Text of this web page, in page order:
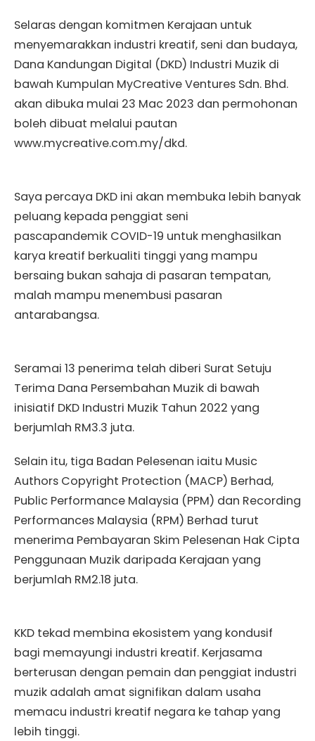
Selaras dengan komitmen Kerajaan untuk
menyemarakkan industri kreatif, seni dan budaya,
Dana Kandungan Digital (DKD) Industri Muzik di
bawah Kumpulan MyCreative Ventures Sdn. Bhd.
akan dibuka mulai 23 Mac 2023 dan permohonan
boleh dibuat melalui pautan
www.mycreative.com.my/dkd.
Saya percaya DKD ini akan membuka lebih banyak
peluang kepada penggiat seni
pascapandemik COVID-19 untuk menghasilkan
karya kreatif berkualiti tinggi yang mampu
bersaing bukan sahaja di pasaran tempatan,
malah mampu menembusi pasaran
antarabangsa.
Seramai 13 penerima telah diberi Surat Setuju
Terima Dana Persembahan Muzik di bawah
inisiatif DKD Industri Muzik Tahun 2022 yang
berjumlah RM3.3 juta.
Selain itu, tiga Badan Pelesenan iaitu Music
Authors Copyright Protection (MACP) Berhad,
Public Performance Malaysia (PPM) dan Recording
Performances Malaysia (RPM) Berhad turut
menerima Pembayaran Skim Pelesenan Hak Cipta
Penggunaan Muzik daripada Kerajaan yang
berjumlah RM2.18 juta.
KKD tekad membina ekosistem yang kondusif
bagi memayungi industri kreatif. Kerjasama
berterusan dengan pemain dan penggiat industri
muzik adalah amat signifikan dalam usaha
memacu industri kreatif negara ke tahap yang
lebih tinggi.